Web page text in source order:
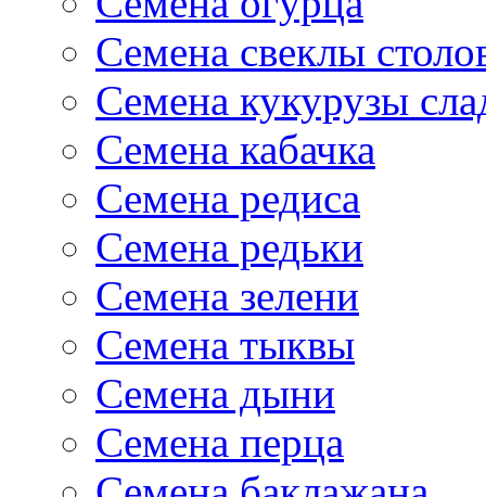
Семена свеклы
Семена кукурузы
Семена кабачка
Семена редиса
Семена редьки
Семена зелени
Семена тыквы
Семена дыни
Семена перца